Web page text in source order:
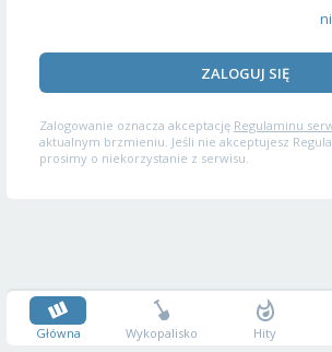
ZALOGUJ SIĘ
Zalogowanie oznacza akceptację Regulaminu
aktualnym brzmieniu. Jeśli nie akceptujesz
prosimy o niekorzystanie z serwisu.
Główna Wykopalisko Hity